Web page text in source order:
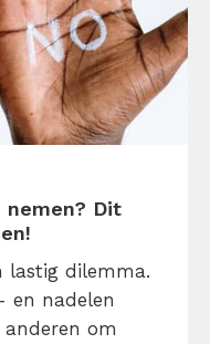
nemen? Dit
lastig dilemma.
en nadelen
om